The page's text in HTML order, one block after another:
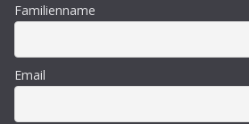
Familienname
Email